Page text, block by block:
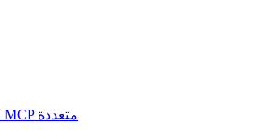
الاتصال بخوادم MCP متعددة